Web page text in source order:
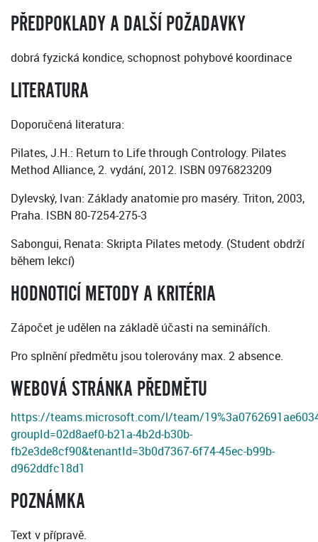
PŘEDPOKLADY A DALŠÍ POŽADAVKY
dobrá fyzická kondice, schopnost pohybové koordinace
LITERATURA
Doporučená literatura:
Pilates, J.H.: Return to Life through Contrology. Pilates
Method Alliance, 2. vydání, 2012. ISBN 0976823209
Dylevský, Ivan: Základy anatomie pro maséry. Triton, 2003,
Praha. ISBN 80-7254-275-3
Sabongui, Renata: Skripta Pilates metody. (Student obdrží
během lekcí)
HODNOTICÍ METODY A KRITÉRIA
Zápočet je udělen na základě účasti na seminářích.
Pro splnění předmětu jsou tolerovány max. 2 absence.
WEBOVÁ STRÁNKA PŘEDMĚTU
https://teams.microsoft.com/l/team/
groupId=02d8aef0-b21a-4b2d-b30b-
fb2e3de8cf90&tenantId=3b0d7367-6f74-45ec-b99b-
d962ddfc18d1
POZNÁMKA
Text v přípravě.